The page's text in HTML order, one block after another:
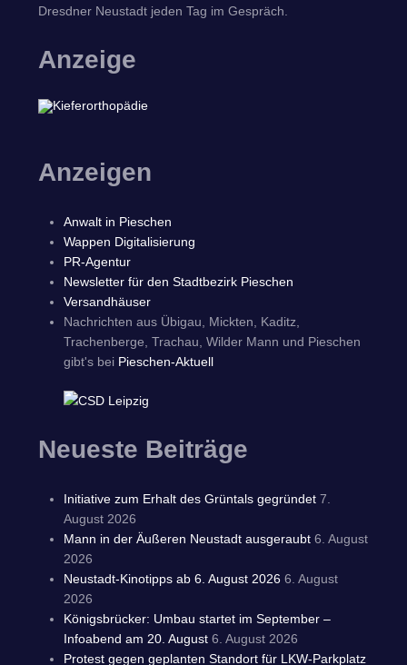
Dresdner Neustadt jeden Tag im Gespräch.
Anzeige
Anzeigen
Anwalt in Pieschen
Wappen Digitalisierung
PR-Agentur
Newsletter für den Stadtbezirk Pieschen
Versandhäuser
Nachrichten aus Übigau, Mickten, Kaditz,
Trachenberge, Trachau, Wilder Mann und Pieschen
gibt's bei Pieschen-Aktuell
Neueste Beiträge
Initiative zum Erhalt des Grüntals gegründet 7.
August 2026
Mann in der Äußeren Neustadt ausgeraubt 6. August
2026
Neustadt-Kinotipps ab 6. August 2026 6. August
2026
Königsbrücker: Umbau startet im September –
Infoabend am 20. August 6. August 2026
Protest gegen geplanten Standort für LKW-Parkplatz